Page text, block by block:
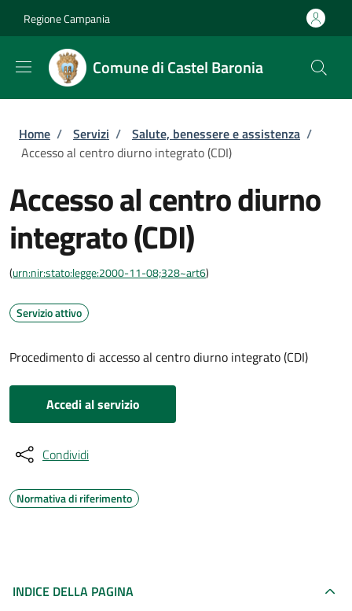
Regione Campania
Comune di Castel Baronia
Briciole di pane
Home / Servizi / Salute, benessere e assistenza /
Accesso al centro diurno integrato (CDI)
Accesso al centro diurno
integrato (CDI)
(urn:nir:stato:legge:2000-11-08;328~art6)
Servizio attivo
Procedimento di accesso al centro diurno integrato (CDI)
Accedi al servizio
Condividi
Normativa di riferimento
INDICE DELLA PAGINA